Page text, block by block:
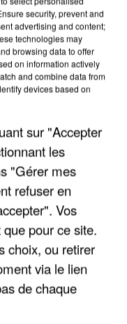
14h54
14h54
PINK
So What
security, prevent and
advertising and content;
technologies may
browsing data to offer
on information actively
and combine data from
devices based on
sur "Accepter
les
"Gérer mes
refuser en
Vos
pour ce site.
choix, ou retirer
via le lien
de chaque